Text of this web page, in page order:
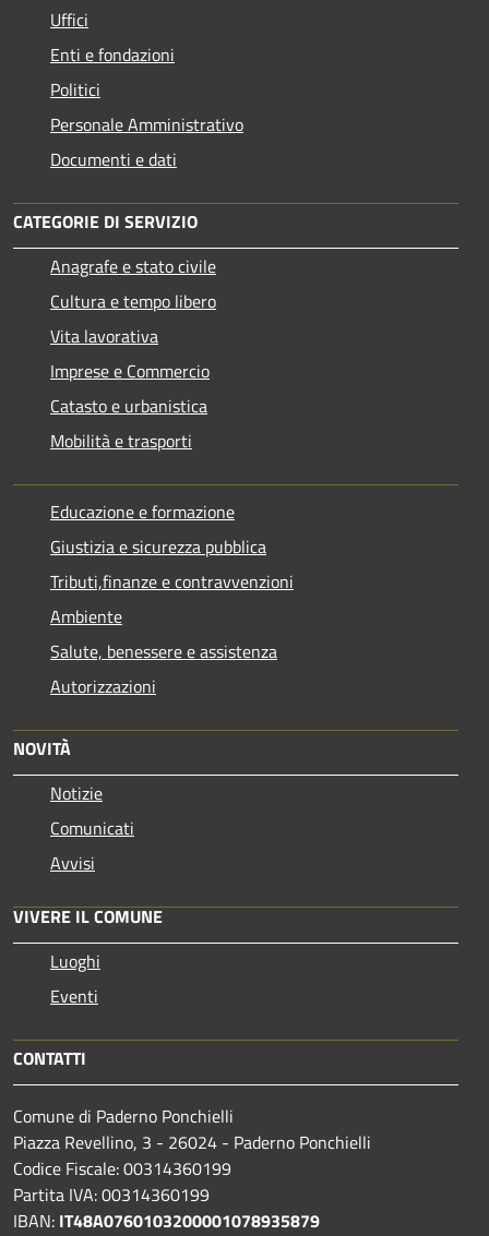
Uffici
Enti e fondazioni
Politici
Personale Amministrativo
Documenti e dati
CATEGORIE DI SERVIZIO
Anagrafe e stato civile
Cultura e tempo libero
Vita lavorativa
Imprese e Commercio
Catasto e urbanistica
Mobilità e trasporti
Educazione e formazione
Giustizia e sicurezza pubblica
Tributi,finanze e contravvenzioni
Ambiente
Salute, benessere e assistenza
Autorizzazioni
NOVITÀ
Notizie
Comunicati
Avvisi
VIVERE IL COMUNE
Luoghi
Eventi
CONTATTI
Comune di Paderno Ponchielli
Piazza Revellino, 3 - 26024 - Paderno Ponchielli
Codice Fiscale: 00314360199
Partita IVA: 00314360199
IBAN: IT48A0760103200001078935879